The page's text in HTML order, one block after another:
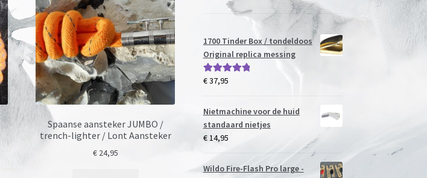
Spaanse aansteker JUMBO /
trench-lighter / Lont Aansteker
€24,95
1700 Tinder Box / tondeldoos
Original replica messing
Gewaardeerd
€37,95
Nietmachine voor de huid
standaard nietjes
€14,95
Wildo Fire-Flash Pro large -